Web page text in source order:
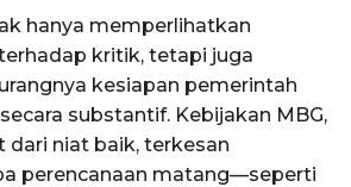
hanya memperlihatkan
kritik, tetapi juga
kesiapan pemerintah
substantif. Kebijakan MBG,
dari niat baik, terkesan
perencanaan matang—seperti